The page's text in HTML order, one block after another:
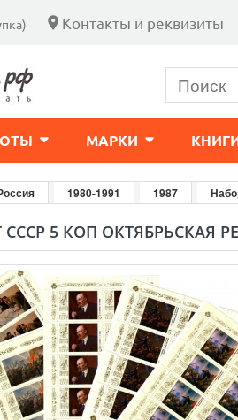
Контакты и реквизиты
МАРКИ
1980-1991 1987
СССР 5 КОП ОКТЯБРЬСКАЯ